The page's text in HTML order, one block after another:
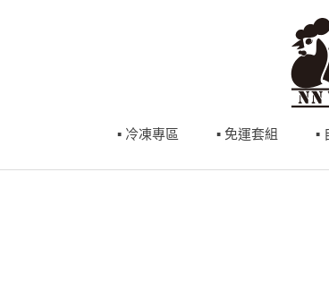
▪ 冷凍專區 ▪ 免運套組 ▪